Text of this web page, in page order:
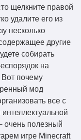
щелкните правой
удалите его из
несколько
другие
собирать
на
почему
мод
все с
очень полезный
игре Minecraft